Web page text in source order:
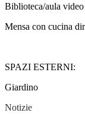
Biblioteca/aula
Mensa con cucina
SPAZI ESTERNI:
Giardino
Notizie